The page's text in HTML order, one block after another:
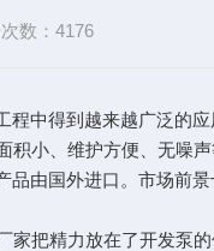
数：4176
程中得到越来越广泛的
、维护方便、无噪声
由国外进口。市场前
把精力放在了开发泵的